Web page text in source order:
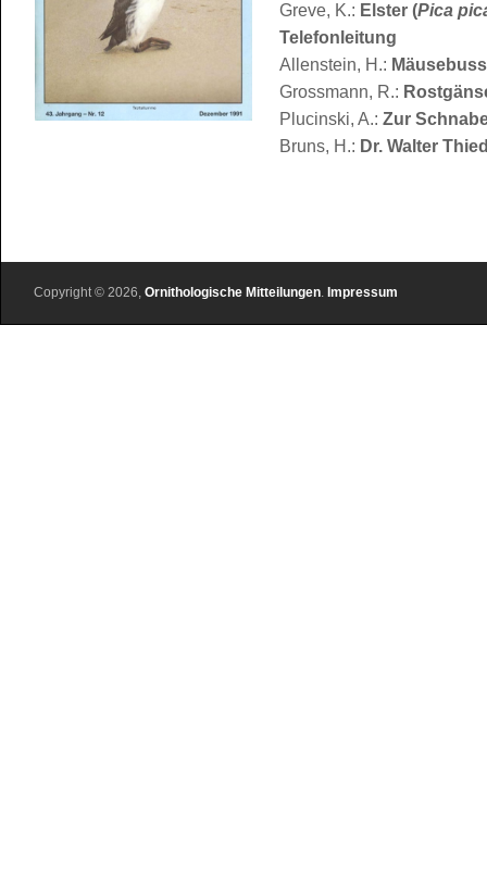
Greve, K.: Elster (Pica
Telefonleitung
Allenstein, H.:
Grossmann, R.:
Plucinski, A.: Zur
Bruns, H.: Dr. Walter
Copyright © 2026, Ornithologische Mitteilungen Impressum